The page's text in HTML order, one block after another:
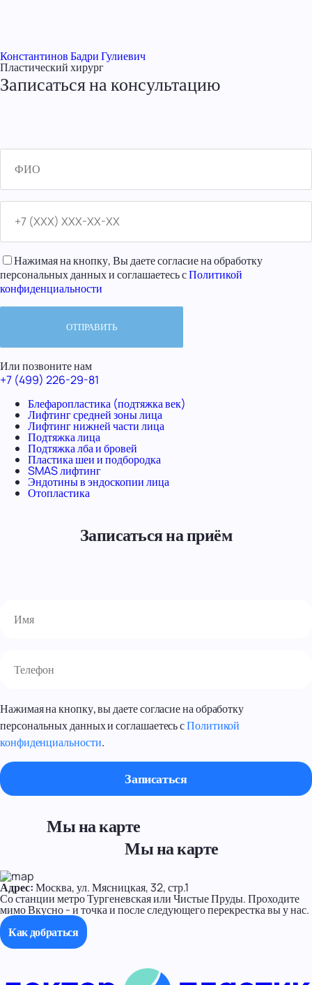
Константинов Бадри Гулиевич
Пластический хирург
Записаться на консультацию
Нажимая на кнопку, Вы даете согласие на обработку
персональных данных и соглашаетесь сПолитикой
конфиденциальности
Или позвоните нам
+7 (499) 226-29-81
Блефаропластика (подтяжка век)
Лифтинг средней зоны лица
Лифтинг нижней части лица
Подтяжка лица
Подтяжка лба и бровей
Пластика шеи и подбородка
SMAS лифтинг
Эндотины в эндоскопии лица
Отопластика
Записаться на приём
Нажимая на кнопку, вы даете согласие на обработку
персональных данных и соглашаетесь сПолитикой
конфиденциальности.
Мы на карте
Мы на карте
Адрес:Москва, ул. Мясницкая, 32, стр.1
Со станции метро Тургеневская или Чистые Пруды. Проходите
мимо Вкусно - и точка и после следующего перекрестка вы у нас.
Как добраться